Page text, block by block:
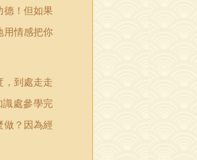
德！但如果
用情感把你
，到處走走
處參學完
做？因為經